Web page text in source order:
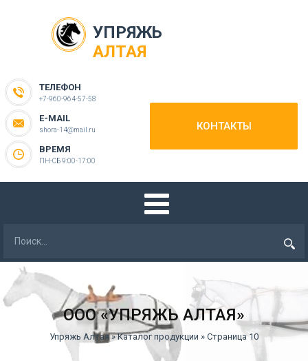
УПРЯЖЬ
АЛТАЯ
ТЕЛЕФОН
+7-960-964-57-58
E-MAIL
shora-14@mail.ru
ВРЕМЯ
ПН-СБ 9:00-17:00
КОНТАКТЫ
ООО «УПРЯЖЬ АЛТАЯ»
Упряжь Алтая»Каталог продукции » Страница 10